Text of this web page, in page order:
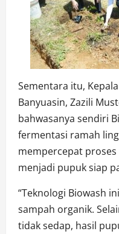
Sementara itu,
Banyuasin, Zazili
bahwasanya sendiri
fermentasi ramah
mempercepat
menjadi pupuk siap
“Teknologi Biowash
sampah organik.
tidak sedap, hasil